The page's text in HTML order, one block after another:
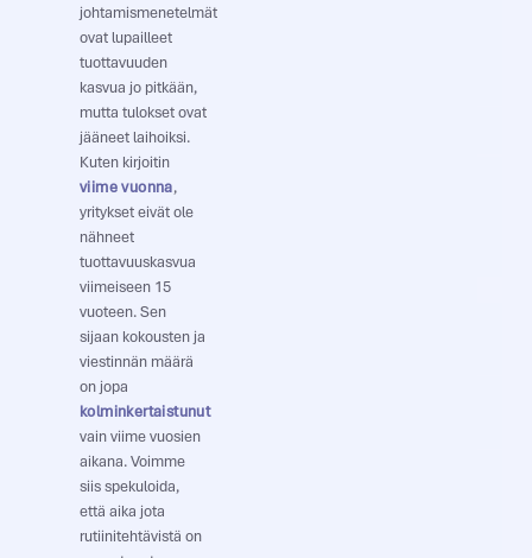
johtamismenetelmät
ovat lupailleet
tuottavuuden
kasvua jo pitkään,
mutta tulokset ovat
jääneet laihoiksi.
Kuten kirjoitin
viime vuonna,
yritykset eivät ole
nähneet
tuottavuuskasvua
viimeiseen 15
vuoteen. Sen
sijaan kokousten ja
viestinnän määrä
on jopa
kolminkertaistunut
vain viime vuosien
aikana. Voimme
siis spekuloida,
että aika jota
rutiinitehtävistä on